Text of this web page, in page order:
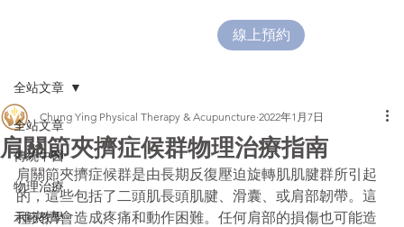
線上預約
全站文章
傳統中醫
物理治療
示範教學
全站文章
肩關節夾擠症候群物理治療指南
Chung Ying Physical Therapy & Acupuncture 2022年1月7日
肩關節夾擠症候群是由長期反復壓迫旋轉肌肌腱群所引起
的，這些包括了二頭肌長頭肌腱、滑囊、或肩部韌帶。這
種夾擠會造成疼痛和動作困難。任何肩部的損傷也可能造